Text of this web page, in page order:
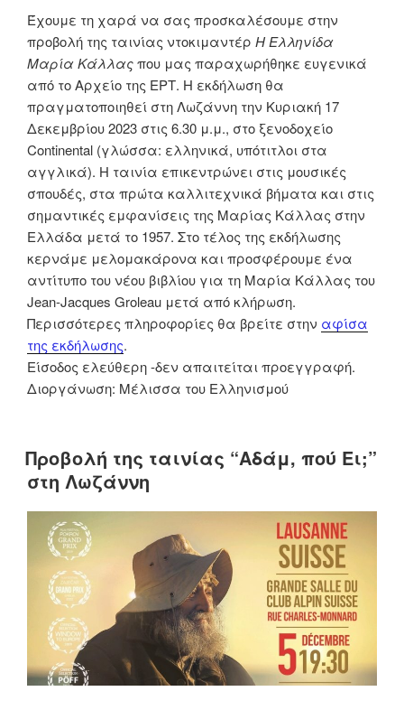
Έχουμε τη χαρά να σας προσκαλέσουμε στην
προβολή της ταινίας ντοκιμαντέρ Η Ελληνίδα
Μαρία Κάλλαςπου μας παραχωρήθηκε ευγενικά
από το Αρχείο της ΕΡΤ. Η εκδήλωση θα
πραγματοποιηθεί στη Λωζάννη την Κυριακή 17
Δεκεμβρίου 2023 στις 6.30 μ.μ., στο ξενοδοχείο
Continental (γλώσσα: ελληνικά, υπότιτλοι στα
αγγλικά). Η ταινία επικεντρώνει στις μουσικές
σπουδές, στα πρώτα καλλιτεχνικά βήματα και στις
σημαντικές εμφανίσεις της Μαρίας Κάλλας στην
Ελλάδα μετά το 1957. Στο τέλος της εκδήλωσης
κερνάμε μελομακάρονα και προσφέρουμε ένα
αντίτυπο του νέου βιβλίου για τη Μαρία Κάλλας του
Jean-Jacques Groleau μετά από κλήρωση.
Περισσότερες πληροφορίες θα βρείτε στην αφίσα
της εκδήλωσης.
Είσοδος ελεύθερη -δεν απαιτείται προεγγραφή.
Διοργάνωση: Μέλισσα του Ελληνισμού
Προβολή της ταινίας “Αδάμ, πού Ει;”
στη Λωζάννη